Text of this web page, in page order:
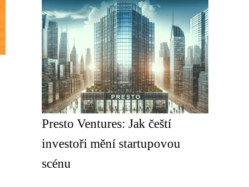
Presto Ventures: Jak čeští
investoři mění startupovou
scénu